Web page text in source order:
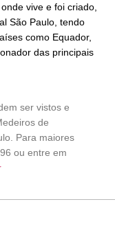
vive e foi criado,
São Paulo, tendo
como Equador,
das principais
ser vistos e
de
Para maiores
ou entre em